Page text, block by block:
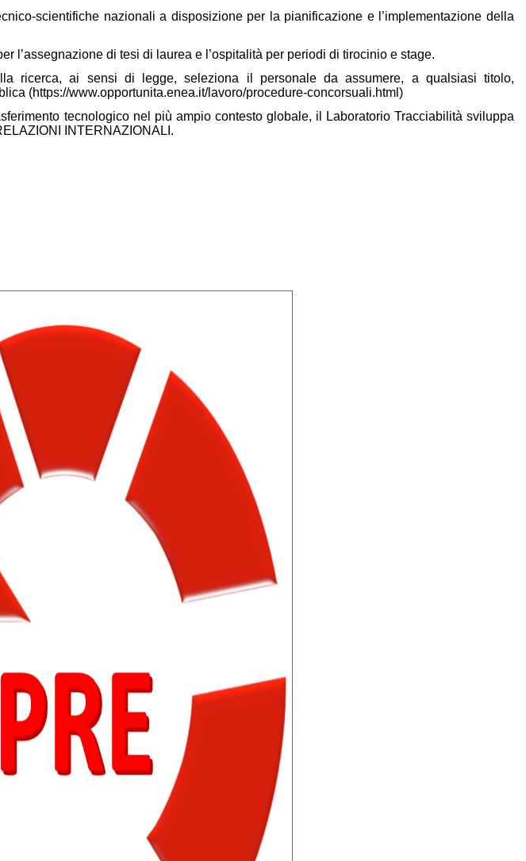
scientifiche nazionali a disposizione per la pianificazione e l’implementazione della
l’assegnazione di tesi di laurea e l’ospitalità per periodi di tirocinio e stage.
ricerca, ai sensi di legge, seleziona il personale da assumere, a qualsiasi titolo,
(https://www.opportunita.enea.it/lavoro/procedure-concorsuali.html)
tecnologico nel più ampio contesto globale, il Laboratorio Tracciabilità sviluppa
INTERNAZIONALI.